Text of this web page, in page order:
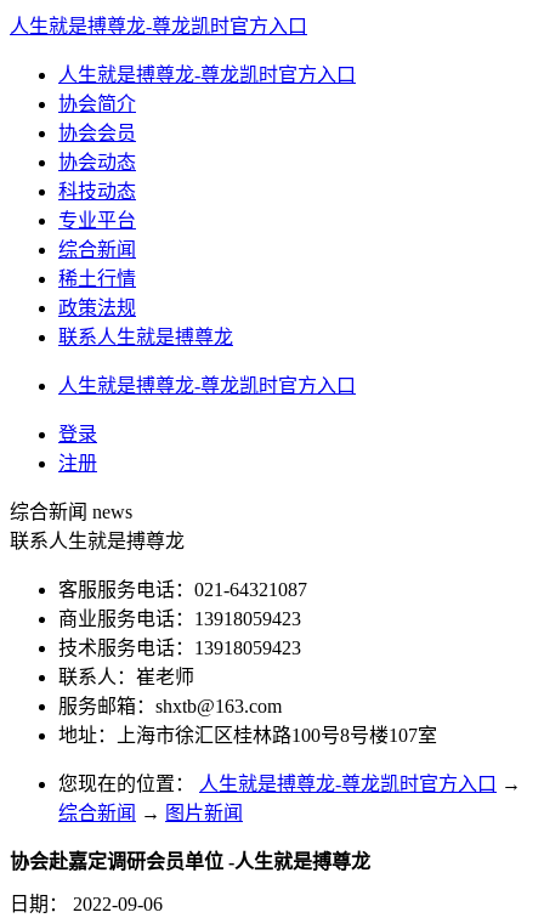
人生就是搏尊龙-尊龙凯时官方入口
人生就是搏尊龙-尊龙凯时官方入口
协会简介
协会会员
协会动态
科技动态
专业平台
综合新闻
稀土行情
政策法规
联系人生就是搏尊龙
人生就是搏尊龙-尊龙凯时官方入口
登录
注册
综合新闻 news
联系人生就是搏尊龙
客服服务电话：021-64321087
商业服务电话：13918059423
技术服务电话：13918059423
联系人：崔老师
服务邮箱： shxtb@163.com
地址：上海市徐汇区桂林路100号8号楼107室
您现在的位置： 人生就是搏尊龙-尊龙凯时官方入口 →
综合新闻 → 图片新闻
协会赴嘉定调研会员单位 -人生就是搏尊龙
日期：
2022-09-06